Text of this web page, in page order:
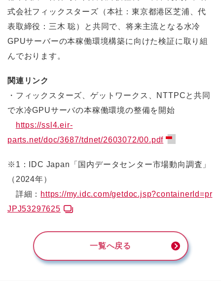
式会社フィックスターズ（本社：東京都港区芝浦、代
表取締役：三木 聡）と共同で、将来主流となる水冷
GPUサーバーの本稼働環境構築に向けた検証に取り組
んでおります。
関連リンク
・フィックスターズ、ゲットワークス、NTTPCと共同
で⽔冷GPUサーバの本稼働環境の整備を開始
https://ssl4.eir-
parts.net/doc/3687/tdnet/2603072/00.pdf
※1：IDC Japan「国内データセンター市場動向調査」
（2024年）
詳細： https://my.idc.com/getdoc.jsp?containerId=pr
JPJ53297625
一覧へ戻る